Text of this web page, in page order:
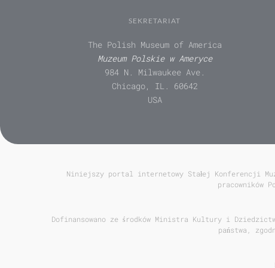
SEKRETARIAT
The Polish Museum of America
Muzeum Polskie w Ameryce
984 N. Milwaukee Ave.
Chicago, IL. 60642
USA
Niniejszy portal internetowy Stałej Konferencji
pracowników
Dofinansowano ze środków Ministra Kultury i
państwa,